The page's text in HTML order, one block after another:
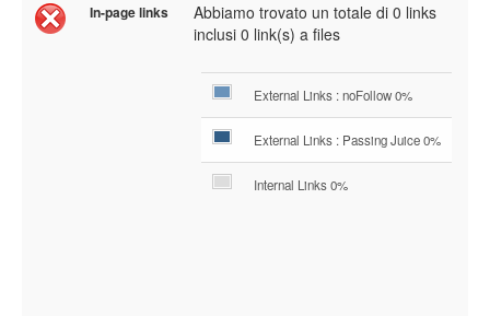
In-page links
Abbiamo trovato un totale di 0 links
inclusi 0 link(s) a files
External Links : noFollow 0%
External Links : Passing Juice 0%
Internal Links 0%